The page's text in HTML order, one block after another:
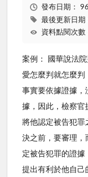
發布日期：
最後更新日
資料點閱次數
案例： 國華說法
愛怎麼判就怎麼判
事實要依據證據，
據，因此，檢察官
將他認定被告犯罪
決之前，要審理，
定被告犯罪的證
提出有利於他自己